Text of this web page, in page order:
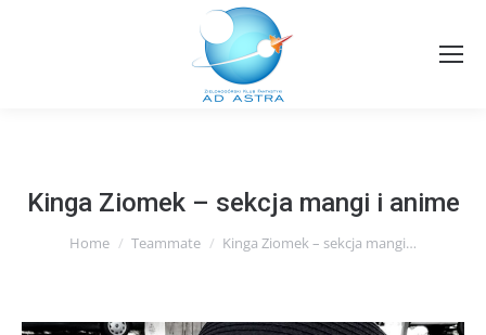
Kinga Ziomek – sekcja mangi i anime
You are here:
Home Teammate Kinga Ziomek – sekcja mangi…